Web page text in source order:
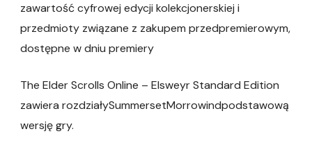
zawartość cyfrowej edycji kolekcjonerskiej i
przedmioty związane z zakupem przedpremierowym,
dostępne w dniu premiery
The Elder Scrolls Online – Elsweyr Standard Edition
zawiera rozdziałySummersetMorrowindpodstawową
wersję gry.